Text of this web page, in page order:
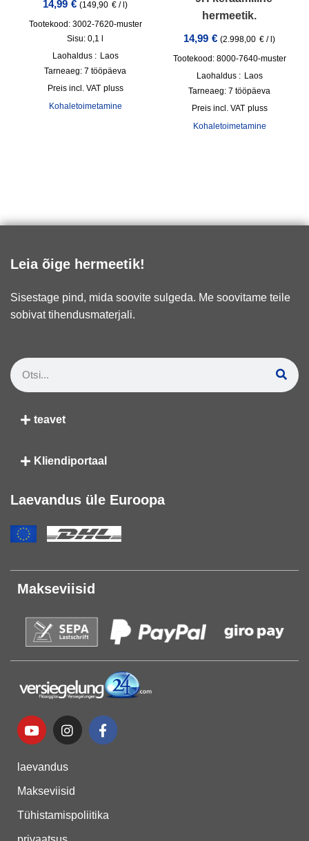
14,99 € (149,90 € /l)
Tootekood: 3002-7620-muster
Sisu: 0,1
Laohaldus : Laos
Tarneaeg: 7 tööpäeva
incl. VAT pluss
Kohaletoimetamine
hermeetik.
14,99 € (2.998,00 € /l)
Tootekood: 8000-7640-muster
Laohaldus : Laos
Tarneaeg: 7 tööpäeva
incl. VAT pluss
Kohaletoimetamine
Leia õige hermeetik!
Sisestage pind, mida soovite sulgeda. Me soovitame teile
sobivat tihendusmaterjali.
teavet
Kliendiportaal
Laevandus üle Euroopa
Makseviisid
laevandus
Makseviisid
Tühistamispoliitika